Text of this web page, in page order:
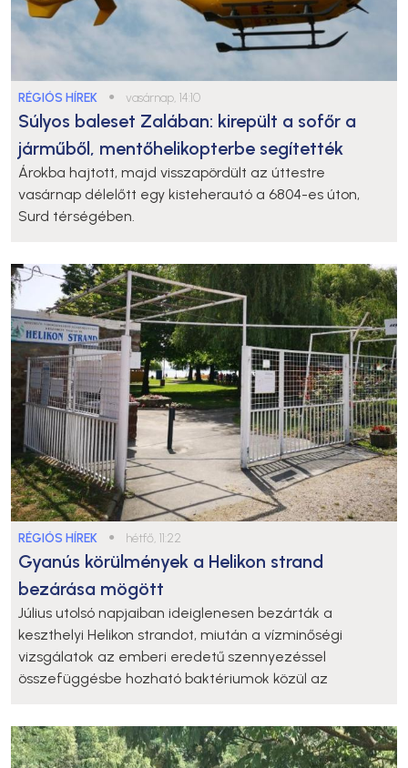
RÉGIÓS HÍREK ● vasárnap, 14:10
Súlyos baleset Zalában: kirepült a sofőr a
járműből, mentőhelikopterbe segítették
Árokba hajtott, majd visszapördült az úttestre
vasárnap délelőtt egy kisteherautó a 6804-es úton,
Surd térségében.
RÉGIÓS HÍREK ● hétfő, 11:22
Gyanús körülmények a Helikon strand
bezárása mögött
Július utolsó napjaiban ideiglenesen bezárták a
keszthelyi Helikon strandot, miután a vízminőségi
vizsgálatok az emberi eredetű szennyezéssel
összefüggésbe hozható baktériumok közül az